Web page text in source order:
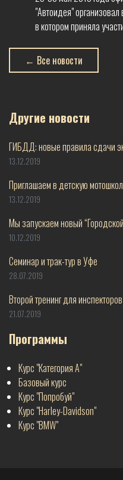
"Автоидея" организовал
в котором приняла
← Все новости
Другие новости
ГИБДД: новые правила сдачи
13.12.2019
Приглашаем в детскую
13.12.2019
Мы запускаем новый
10.12.2019
Семинар и трак-тур в Уфе
28.07.2019
Второй тренинг для
21.07.2019
Программы
Курс "Категория А"
Базовый курс
Курс "Попробуй"
Курс "Harley-Davidson"
Курс "BMW"